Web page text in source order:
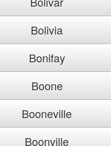
Bolivia
Bonifay
Boone
Booneville
Boonville